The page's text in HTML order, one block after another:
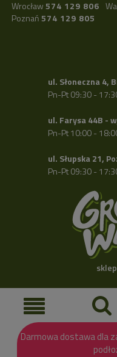
Wrocław 574 129 806
Poznań 574 129 805
ul. Słoneczna 4,
Pn-Pt 09:30 -
ul. Farysa 44B -
Pn-Pt 10:00 -
ul. Słupska 21,
Pn-Pt 09:30 -
Darmowa dostawa dla